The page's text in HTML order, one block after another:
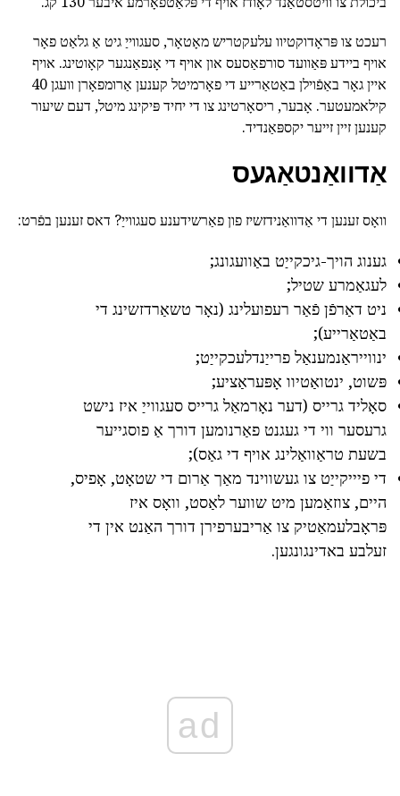
רעכט צו פּראָדוקטיוו עלעקטריש מאָטאָר, סעגווייַ גיט אַ גלאַט פאָר
אויף ביידע פּאַוועד סורפאַסעס און אויף די אָנפאַנגער קאָוטינג. אויף
איין גאָר באַפֿוילן באַטאַרייע די פאָרמיטל קענען אַרומפאָרן וועגן 40
קילאמעטער. אָבער, ריסאָרטינג צו די יחיד פּיקינג מיטל, דעם שיעור
קענען זיין זייער יקספּאַנדיד.
אַדוואַנטאַגעס
וואָס זענען די אַדוואַנידזשיז פון פאַרשידענע סעגווייַ? דאס זענען בפֿרט:
גענוג הויך-גיכקייַט באַוועגונג;
לעגאַמרע שטיל;
ניט דאַרפֿן פֿאַר רעפועלינג (נאָר טשאַרדזשינג די
באַטאַרייע);
ינווייראַנמענאַל פרייַנדלעכקייַט;
פּשוט, ינטואַטיוו אָפּעראַציע;
סאָליד גרייס (דער נאָרמאַל גרייס סעגווייַ איז נישט
גרעסער ווי די געגנט פאַרנומען דורך אַ פוסגייער
בשעת טראַוואַלינג אויף די גאַס);
די פיייקייַט צו געשווינד מאַך אַרום די שטאָט, אָפיס,
היים, צוזאַמען מיט שווער לאַסט, וואָס איז
פּראָבלעמאַטיק צו אַריבערפירן דורך האַנט אין די
זעלבע באדינגונגען.
ad